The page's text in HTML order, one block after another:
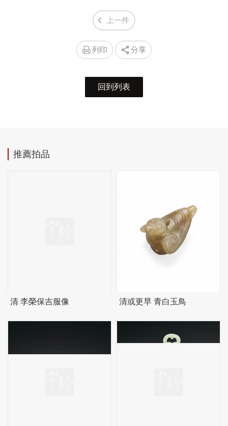
上一件
列印 分享
回到列表
推薦拍品
清 李榮保吉服像 清或更早 青白玉鳥